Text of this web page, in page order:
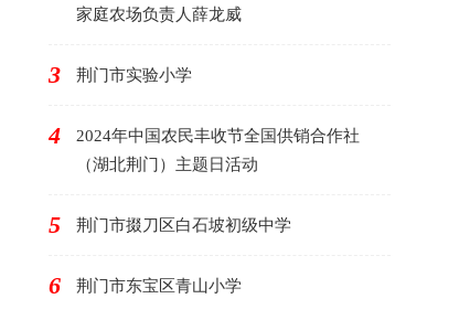
家庭农场负责人薛龙威
3 荆门市实验小学
4
2024年中国农民丰收节全国供销合作社
（湖北荆门）主题日活动
5 荆门市掇刀区白石坡初级中学
6 荆门市东宝区青山小学